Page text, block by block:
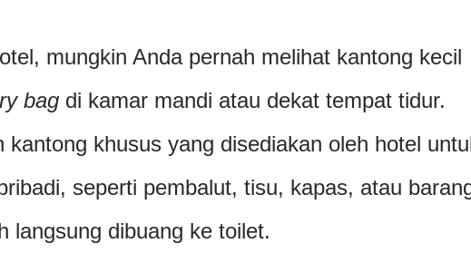
mungkin Anda pernah melihat kantong kecil
bag di kamar mandi atau dekat tempat tidur.
kantong khusus yang disediakan oleh hotel
seperti pembalut, tisu, kapas, atau
langsung dibuang ke toilet.